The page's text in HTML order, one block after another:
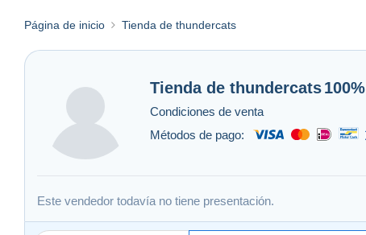
Página de inicio Tienda de thundercats
Tienda de thundercats100%
Condiciones de venta
Métodos de pago:
Este vendedor todavía no tiene presentación.